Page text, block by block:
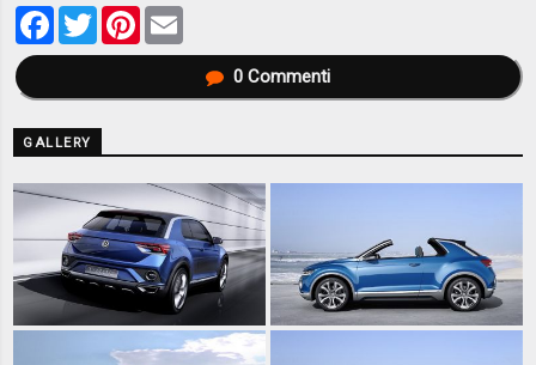
Facebook
TwitterPinterest
0Commenti
GALLERY